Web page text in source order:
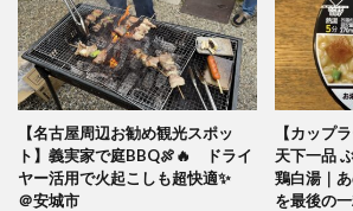
【名古屋周辺お勧め観光スポッ
ト】義実家で庭BBQ🍖🔥 ドライ
ヤー活用で火起こしも超快適✨
＠安城市
【カップ
天下一品
鶏白湯｜
を最後の